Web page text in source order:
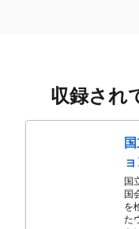
収録され
国
国
を
た